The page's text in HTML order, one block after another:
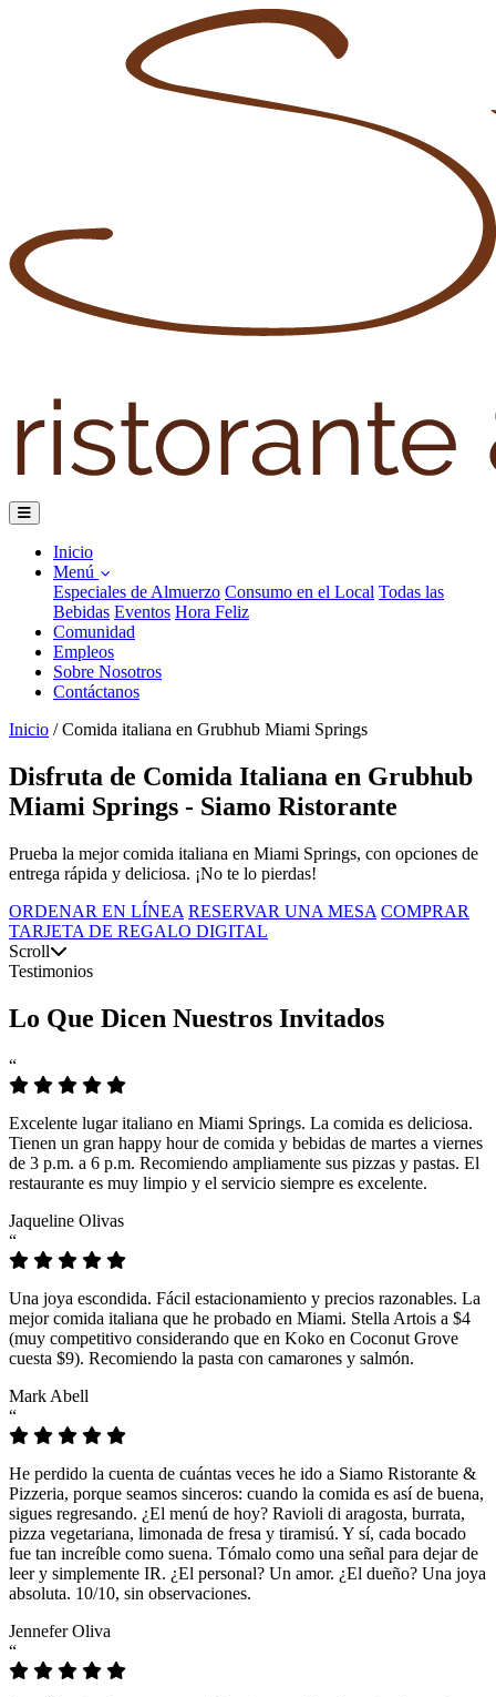
Inicio
Menú
Especiales de Almuerzo Consumo en el Local Todas las
Bebidas Eventos Hora Feliz
Comunidad
Empleos
Sobre Nosotros
Contáctanos
Inicio / Comida italiana en Grubhub Miami Springs
Disfruta de Comida Italiana en Grubhub
Miami Springs - Siamo Ristorante
Prueba la mejor comida italiana en Miami Springs, con opciones de
entrega rápida y deliciosa. ¡No te lo pierdas!
ORDENAR EN LÍNEA RESERVAR UNA MESA COMPRAR
TARJETA DE REGALO DIGITAL
Scroll
Testimonios
Lo Que Dicen Nuestros Invitados
“
Excelente lugar italiano en Miami Springs. La comida es deliciosa.
Tienen un gran happy hour de comida y bebidas de martes a viernes
de 3 p.m. a 6 p.m. Recomiendo ampliamente sus pizzas y pastas. El
restaurante es muy limpio y el servicio siempre es excelente.
Jaqueline Olivas
“
Una joya escondida. Fácil estacionamiento y precios razonables. La
mejor comida italiana que he probado en Miami. Stella Artois a $4
(muy competitivo considerando que en Koko en Coconut Grove
cuesta $9). Recomiendo la pasta con camarones y salmón.
Mark Abell
“
He perdido la cuenta de cuántas veces he ido a Siamo Ristorante &
Pizzeria, porque seamos sinceros: cuando la comida es así de buena,
sigues regresando. ¿El menú de hoy? Ravioli di aragosta, burrata,
pizza vegetariana, limonada de fresa y tiramisú. Y sí, cada bocado
fue tan increíble como suena. Tómalo como una señal para dejar de
leer y simplemente IR. ¿El personal? Un amor. ¿El dueño? Una joya
absoluta. 10/10, sin observaciones.
Jennefer Oliva
“